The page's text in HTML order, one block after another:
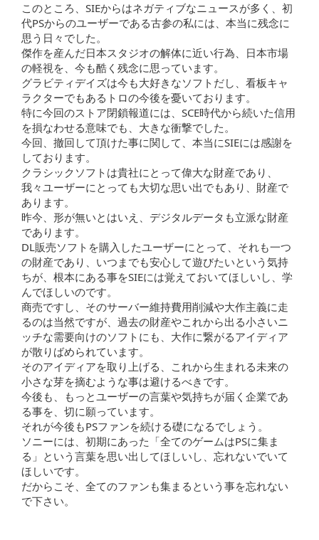
このところ、SIEからはネガティブなニュースが多く、初
代PSからのユーザーである古参の私には、本当に残念に
思う日々でした。
傑作を産んだ日本スタジオの解体に近い行為、日本市場
の軽視を、今も酷く残念に思っています。
グラビティデイズは今も大好きなソフトだし、看板キャ
ラクターでもあるトロの今後を憂いております。
特に今回のストア閉鎖報道には、SCE時代から続いた信用
を損なわせる意味でも、大きな衝撃でした。
今回、撤回して頂けた事に関して、本当にSIEには感謝を
しております。
クラシックソフトは貴社にとって偉大な財産であり、
我々ユーザーにとっても大切な思い出でもあり、財産で
あります。
昨今、形が無いとはいえ、デジタルデータも立派な財産
であります。
DL販売ソフトを購入したユーザーにとって、それも一つ
の財産であり、いつまでも安心して遊びたいという気持
ちが、根本にある事をSIEには覚えておいてほしいし、学
んでほしいのです。
商売ですし、そのサーバー維持費用削減や大作主義に走
るのは当然ですが、過去の財産やこれから出る小さいニ
ッチな需要向けのソフトにも、大作に繋がるアイディア
が散りばめられています。
そのアイディアを取り上げる、これから生まれる未来の
小さな芽を摘むような事は避けるべきです。
今後も、もっとユーザーの言葉や気持ちが届く企業であ
る事を、切に願っています。
それが今後もPSファンを続ける礎になるでしょう。
ソニーには、初期にあった「全てのゲームはPSに集ま
る」という言葉を思い出してほしいし、忘れないでいて
ほしいです。
だからこそ、全てのファンも集まるという事を忘れない
で下さい。